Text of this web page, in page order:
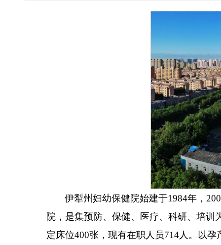
伊犁州妇幼保健院始建于1984年， 200
院 ， 是集预防、 保健、医疗、科研、培训
定床位400张，现有在职人员714人。
以孕